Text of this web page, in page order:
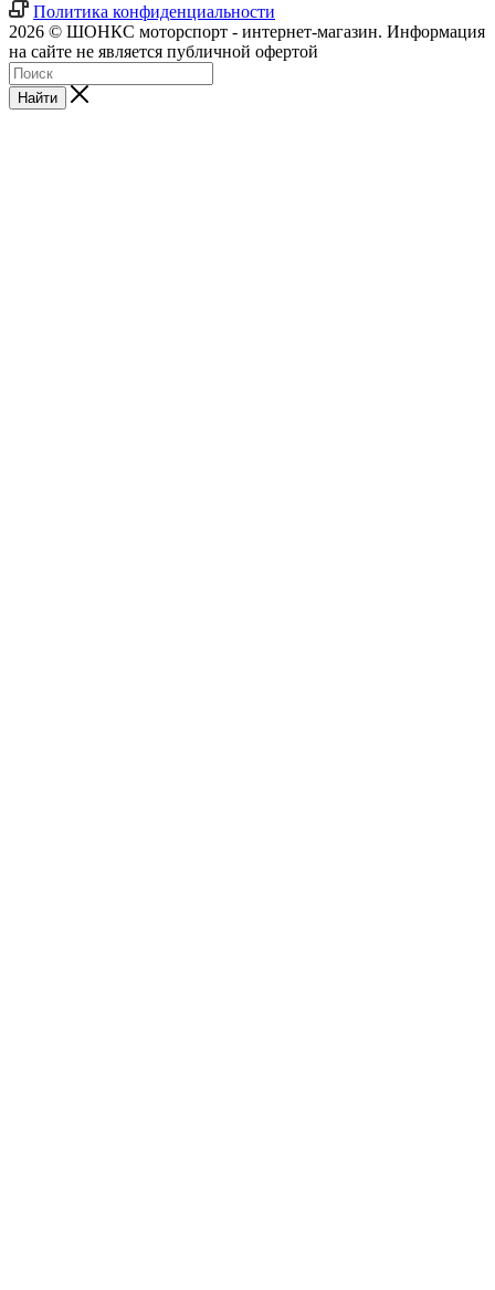
Политика конфиденциальности
2026 © ШОНКС моторспорт - интернет-магазин. Информация
на сайте не является публичной офертой
Найти